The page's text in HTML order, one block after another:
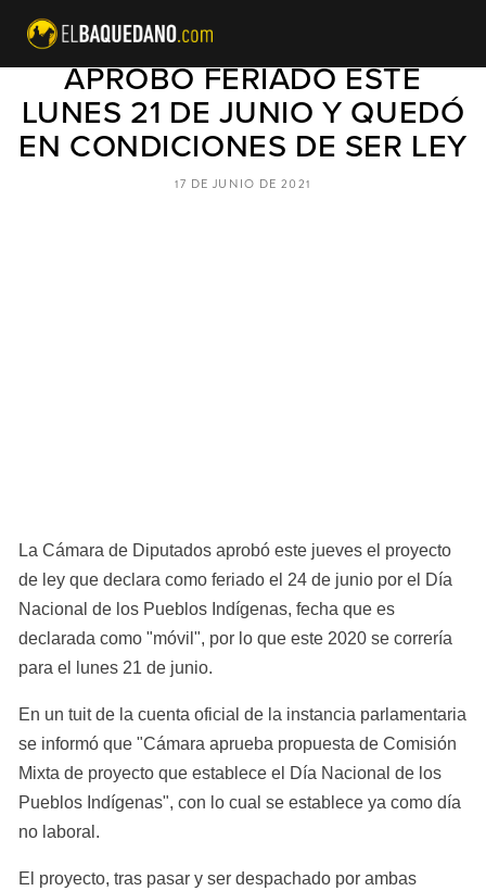
CÁMARA DE DIPUTADOS
APROBÓ FERIADO ESTE
LUNES 21 DE JUNIO Y QUEDÓ
EN CONDICIONES DE SER LEY
La Cámara de Diputados aprobó este jueves el proyecto
de ley que declara como feriado el 24 de junio por el Día
Nacional de los Pueblos Indígenas, fecha que es
declarada como "móvil", por lo que este 2020 se correría
para el lunes 21 de junio.
En un tuit de la cuenta oficial de la instancia parlamentaria
se informó que "Cámara aprueba propuesta de Comisión
Mixta de proyecto que establece el Día Nacional de los
Pueblos Indígenas", con lo cual se establece ya como día
no laboral.
El proyecto, tras pasar y ser despachado por ambas
17 DE JUNIO DE 2021